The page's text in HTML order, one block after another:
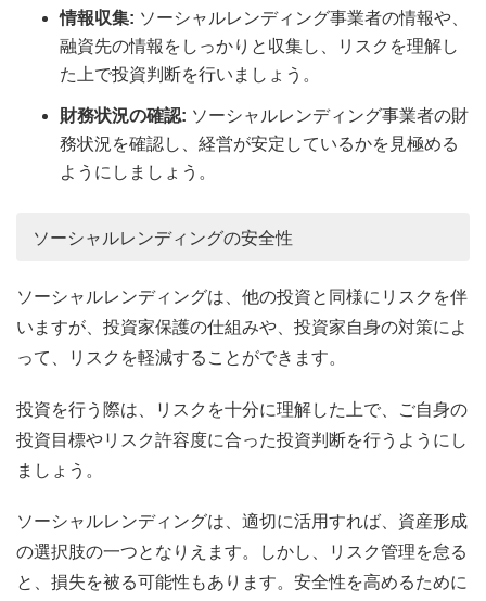
情報収集: ソーシャルレンディング事業者の情報や、
融資先の情報をしっかりと収集し、リスクを理解し
た上で投資判断を行いましょう。
財務状況の確認: ソーシャルレンディング事業者の財
務状況を確認し、経営が安定しているかを見極める
ようにしましょう。
ソーシャルレンディングの安全性
ソーシャルレンディングは、他の投資と同様にリスクを伴
いますが、投資家保護の仕組みや、投資家自身の対策によ
って、リスクを軽減することができます。
投資を行う際は、リスクを十分に理解した上で、ご自身の
投資目標やリスク許容度に合った投資判断を行うようにし
ましょう。
ソーシャルレンディングは、適切に活用すれば、資産形成
の選択肢の一つとなりえます。しかし、リスク管理を怠る
と、損失を被る可能性もあります。安全性を高めるために